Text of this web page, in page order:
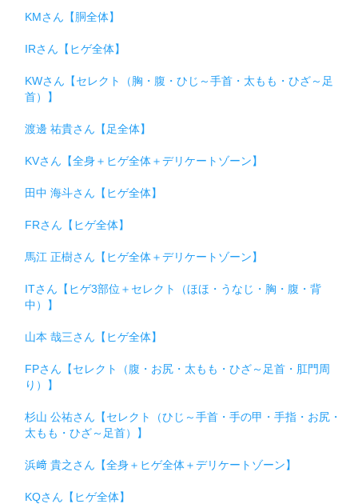
KMさん【胴全体】
IRさん【ヒゲ全体】
KWさん【セレクト（胸・腹・ひじ～手首・太もも・ひざ～足
首）】
渡邊 祐貴さん【足全体】
KVさん【全身＋ヒゲ全体＋デリケートゾーン】
田中 海斗さん【ヒゲ全体】
FRさん【ヒゲ全体】
馬江 正樹さん【ヒゲ全体＋デリケートゾーン】
ITさん【ヒゲ3部位＋セレクト（ほほ・うなじ・胸・腹・背
中）】
山本 哉三さん【ヒゲ全体】
FPさん【セレクト（腹・お尻・太もも・ひざ～足首・肛門周
り）】
杉山 公祐さん【セレクト（ひじ～手首・手の甲・手指・お尻・
太もも・ひざ～足首）】
浜﨑 貴之さん【全身＋ヒゲ全体＋デリケートゾーン】
KQさん【ヒゲ全体】